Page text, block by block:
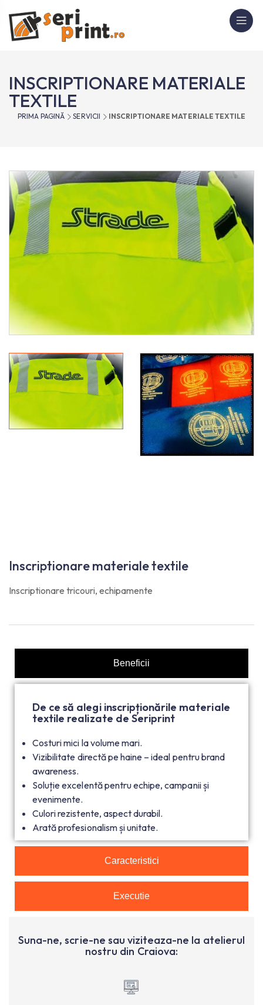
INSCRIPTIONARE MATERIALE
TEXTILE
PRIMA PAGINĂ SERVICII INSCRIPTIONARE MATERIALE TEXTILE
Inscriptionare materiale textile
Inscriptionare tricouri, echipamente
Beneficii
Caracteristici
Executie
De ce să alegi inscripționările materiale
textile realizate de Seriprint
Costuri mici la volume mari.
Vizibilitate directă pe haine – ideal pentru brand
awareness.
Soluție excelentă pentru echipe, campanii și
evenimente.
Culori rezistente, aspect durabil.
Arată profesionalism și unitate.
Suna-ne, scrie-ne sau viziteaza-ne la atelierul
nostru din Craiova: